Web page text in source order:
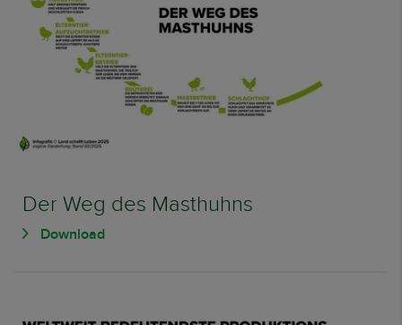
Der Weg des Masthuhns
Download